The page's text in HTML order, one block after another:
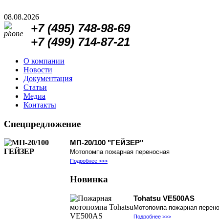
08.08.2026
+7 (495) 748-98-69
+7 (499) 714-87-21
О компании
Новости
Документация
Статьи
Медиа
Контакты
Спецпредложение
МП-20/100 "ГЕЙЗЕР"
Мотопомпа пожарная переносная
Подробнее >>>
Новинка
Tohatsu VE500AS
Мотопомпа пожарная
Подробнее >>>